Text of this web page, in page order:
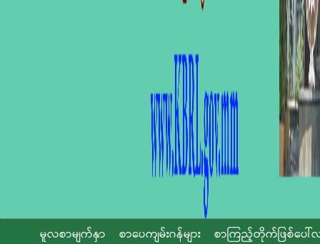
မူလစာမျက်နှာ စာပေကျမ်းဂန်များ
စာကြည့်တိုက်ဖြစ်ပေါ်